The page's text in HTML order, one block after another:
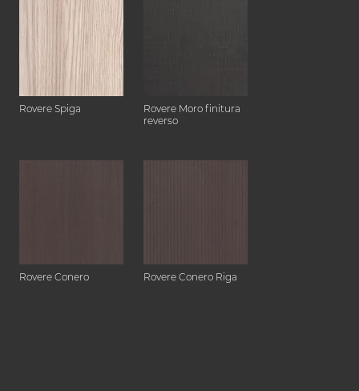
Rovere Spiga
Rovere Moro finitura
reverso
Rovere Conero Rovere Conero Riga